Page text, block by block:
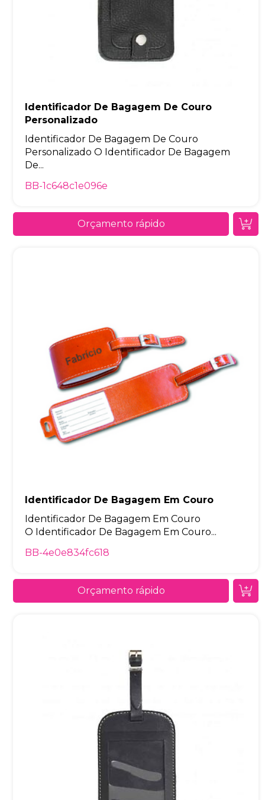
Identificador De Bagagem De Couro
Personalizado
Identificador De Bagagem De Couro
Personalizado O Identificador De Bagagem
De...
BB-1c648c1e096e
Orçamento rápido
Identificador De Bagagem Em Couro
Identificador De Bagagem Em Couro
O Identificador De Bagagem Em Couro...
BB-4e0e834fc618
Orçamento rápido